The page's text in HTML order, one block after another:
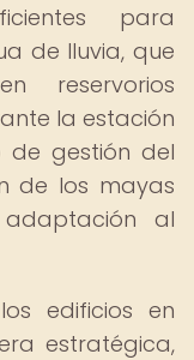
para
de lluvia, que
reservorios
la estación
de gestión del
de los mayas
al
edificios en
estratégica,